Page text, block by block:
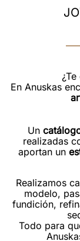
En Anuskas
Un
realizadas
aportan un
Realizamos
modelo,
fundición,
Todo para